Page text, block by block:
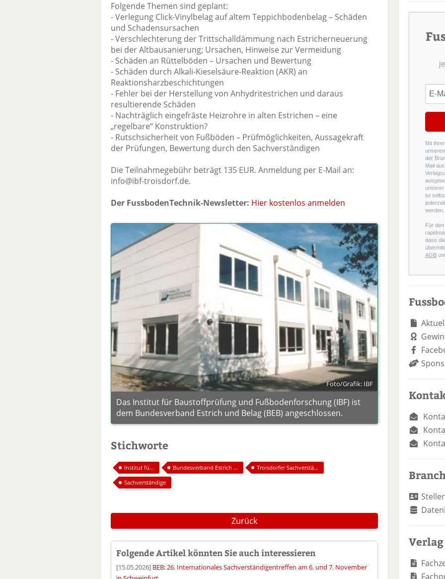
Folgende Themen sind geplant:
- Verlegung Click-Vinylbelag auf altem Teppichbodenbelag – Schäden
und Schadensursachen
- Verschlechterung der Trittschalldämmung nach Estricherneuerung
bei der Altbausanierung; Ursachen, Hinweise zur Vermeidung
- Schäden an Rüttelböden – Ursachen und Bewertung
- Schäden durch Alkali-Kieselsäure-Reaktion (AKR) an
Reaktionsharzbeschichtungen
- Fehler bei der Herstellung von Anhydritestrichen und daraus
resultierende Schäden
- Nachträglich eingefräste Heizrohre in alten Estrichen – eine
„regelbare“ Konstruktion?
- Rutschsicherheit von Fußböden – Prüfmöglichkeiten, Aussagekraft
der Prüfungen, Bewertung durch den Sachverständigen
Die Teilnahmegebühr beträgt 135 EUR. Anmeldung per E-Mail an:
info@ibf-troisdorf.de.
Der FussbodenTechnik-Newsletter: Hier kostenlos anmelden
Foto/Grafik: IBF
Das Institut für Baustoffprüfung und Fußbodenforschung (IBF) ist
dem Bundesverband Estrich und Belag (BEB) angeschlossen.
Stichworte
Institut fü... Bundesverband Estrich ...
Troisdorfer Sachverstä...
Sachverständige
Zurück
Folgende Artikel könnten Sie auch interessieren
[15.05.2026] BEB: 26. Internationales Sachverständigentreffen am 6. und 7. November
Mit
der
Mail
unserer
ist
werden.
Für
dass
AGB
Verlag